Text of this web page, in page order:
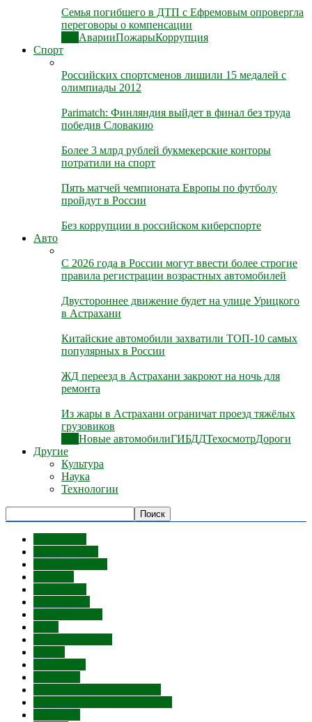
Семья погибшего в ДТП с Ефремовым опровергла
переговоры о компенсации
АварииПожарыКоррупция
Спорт
Российских спортсменов лишили 15 медалей с
олимпиады 2012
Parimatch: Финляндия выйдет в финал без труда
победив Словакию
Более 3 млрд рублей букмекерские конторы
потратили на спорт
Пять матчей чемпионата Европы по футболу
пройдут в России
Без коррупции в российском киберспорте
Авто
С 2026 года в России могут ввести более строгие
правила регистрации возрастных автомобилей
Двустороннее движение будет на улице Урицкого
в Астрахани
Китайские автомобили захватили ТОП-10 самых
популярных в России
ЖД переезд в Астрахани закроют на ночь для
ремонта
Из жары в Астрахани ограничат проезд тяжёлых
грузовиков
Новые автомобилиГИБДДТехосмотрДороги
Другие
Культура
Наука
Технологии